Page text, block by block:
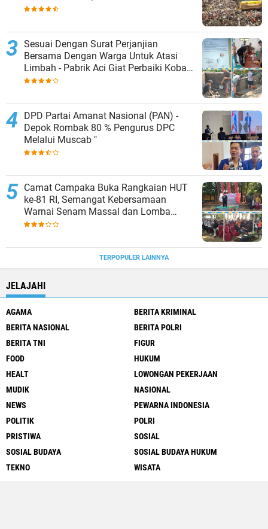
KAB.KUDUS,BERLAKUKAN SISTEM
Sesuai Dengan Surat Perjanjian
Bersama Dengan Warga Untuk Atasi
Limbah - Pabrik Aci Giat Perbaiki Kobak
Penampungan Air
DPD Partai Amanat Nasional (PAN) -
Depok Rombak 80 % Pengurus DPC
Melalui Muscab "
Camat Campaka Buka Rangkaian HUT
ke-81 RI, Semangat Kebersamaan
Warnai Senam Massal dan Lomba
Karaoke Perangkat Desa
TERPOPULER LAINNYA
JELAJAHI
AGAMA
BERITA KRIMINAL
BERITA NASIONAL
BERITA POLRI
BERITA TNI
FIGUR
FOOD
HUKUM
HEALT
LOWONGAN PEKERJAAN
MUDIK
NASIONAL
NEWS
PEWARNA INDONESIA
POLITIK
POLRI
PRISTIWA
SOSIAL
SOSIAL BUDAYA
SOSIAL BUDAYA HUKUM
TEKNO
WISATA